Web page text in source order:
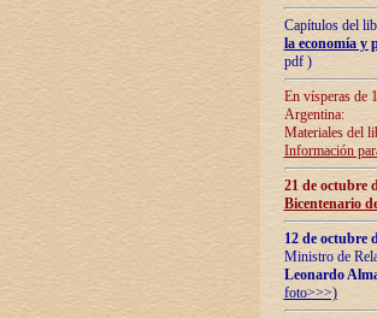
Capítulos del
la economía y
pdf )
En vísperas de
Argentina:
Materiales del
Información
21 de octubre
Bicentenario
12 de octubre
Ministro de
Leonardo
foto>>>)